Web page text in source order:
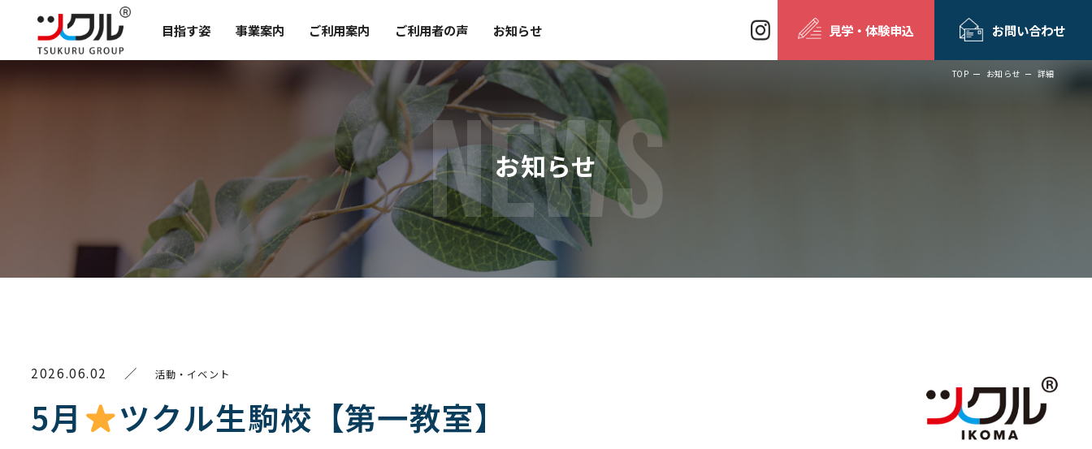
目指す姿 事業案内 ご利用案内 ご利用者の声 お知らせ 見学・体験申込 お問い合わせ
NEWS
お知らせ
TOP お知らせ 詳細
2026.06.02 ／ 活動・イベント
5月 ツクル生駒校【第一教室】